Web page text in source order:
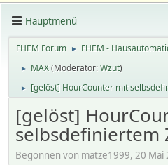
Hauptmenü
FHEM Forum ► FHEM -
► MAX(Moderator:Wzut)
► [gelöst] HourCounter mit
[gelöst]
selbsdefiniertem
Begonnen von matze1999, 20